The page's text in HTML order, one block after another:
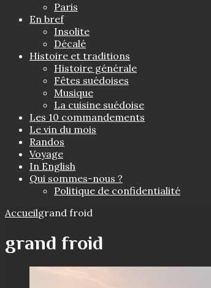
Paris
En bref
Insolite
Décalé
Histoire et traditions
Histoire générale
Fêtes suédoises
Musique
La cuisine suédoise
Les 10 commandements
Le vin du mois
Randos
Voyage
In English
Qui sommes-nous ?
Politique de confidentialité
Accueilgrand froid
grand froid